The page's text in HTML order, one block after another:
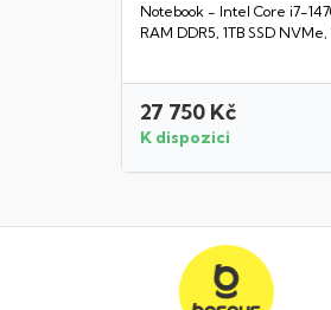
Notebook - Intel Core i7-
RAM DDR5, 1TB SSD NVMe,
27 750 Kč
K dispozici